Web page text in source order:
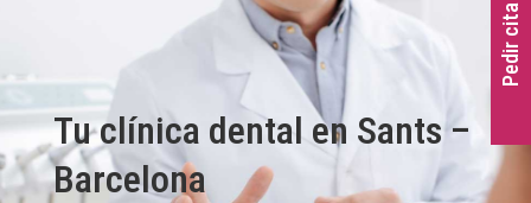
Tu clínica dental en Sants –
Barcelona
Pedir cita